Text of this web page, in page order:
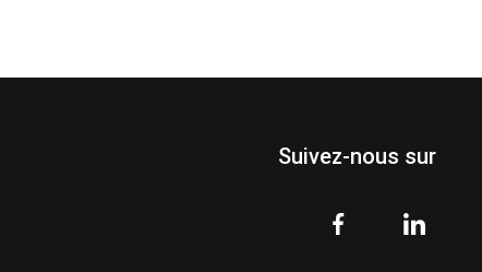
Suivez-nous sur